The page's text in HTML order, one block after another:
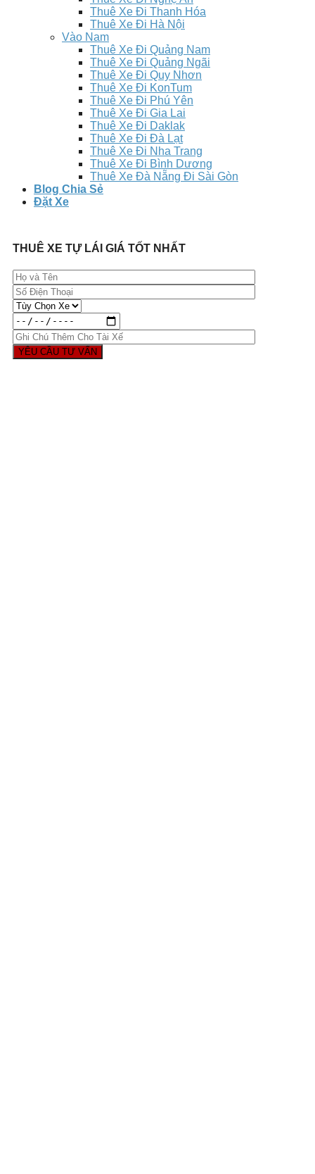
Thuê Xe Đi Thanh Hóa
Thuê Xe Đi Hà Nội
Vào Nam
Thuê Xe Đi Quảng Nam
Thuê Xe Đi Quảng Ngãi
Thuê Xe Đi Quy Nhơn
Thuê Xe Đi KonTum
Thuê Xe Đi Phú Yên
Thuê Xe Đi Gia Lai
Thuê Xe Đi Daklak
Thuê Xe Đi Đà Lạt
Thuê Xe Đi Nha Trang
Thuê Xe Đi Bình Dương
Thuê Xe Đà Nẵng Đi Sài Gòn
Blog Chia Sẻ
Đặt Xe
THUÊ XE TỰ LÁI GIÁ TỐT NHẤT